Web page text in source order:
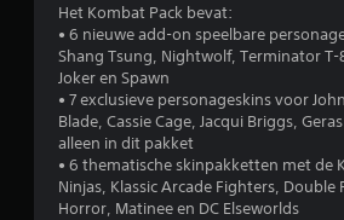
Het Kombat Pack bevat:
• 6 nieuwe add-on speelbare
Shang Tsung, Nightwolf, Terminator T-
Joker en Spawn
• 7 exclusieve personageskins voor
Blade, Cassie Cage, Jacqui Briggs,
alleen in dit pakket
• 6 thematische skinpakketten met de
Ninjas, Klassic Arcade Fighters, Double
Horror, Matinee en DC Elseworlds